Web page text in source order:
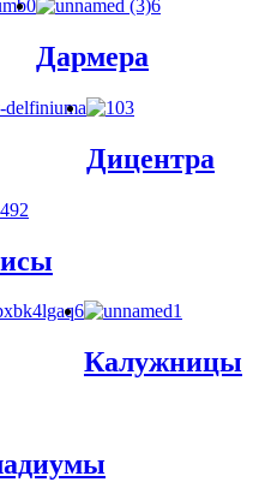
Дармера
Дицентра
Калужницы